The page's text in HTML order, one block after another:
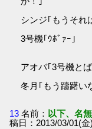
シンジ｢もうそれ
3号機｢ｳﾎﾞｧｰ｣
アオバ｢3号機と
冬月｢もう躊躇い
13 名前： 以下、名
稿日：2013/03/01(